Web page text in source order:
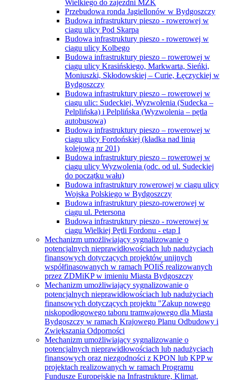
Wielkiego do zajezdni MZK
Przebudowa ronda Jagiellonów w Bydgoszczy
Budowa infrastruktury pieszo - rowerowej w
ciągu ulicy Pod Skarpą
Budowa infrastruktury pieszo - rowerowej w
ciągu ulicy Kolbego
Budowa infrastruktury pieszo – rowerowej w
ciągu ulicy Krasińskiego, Markwarta, Sieńki,
Moniuszki, Skłodowskiej – Curie, Łęczyckiej w
Bydgoszczy
Budowa infrastruktury pieszo – rowerowej w
ciągu ulic: Sudeckiej, Wyzwolenia (Sudecka –
Pelplińska) i Pelplińska (Wyzwolenia – pętla
autobusowa)
Budowa infrastruktury pieszo – rowerowej w
ciągu ulicy Fordońskiej (kładka nad linią
kolejową nr 201)
Budowa infrastruktury pieszo – rowerowej w
ciągu ulicy Wyzwolenia (odc. od ul. Sudeckiej
do początku wału)
Budowa infrastruktury rowerowej w ciągu ulicy
Wojska Polskiego w Bydgoszczy
Budowa infrastruktury pieszo-rowerowej w
ciągu ul. Petersona
Budowa infrastruktury pieszo - rowerowej w
ciągu Wielkiej Pętli Fordonu - etap I
Mechanizm umożliwiający sygnalizowanie o
potencjalnych nieprawidłowościach lub nadużyciach
finansowych dotyczących projektów unijnych
współfinasowanych w ramach POIiŚ realizowanych
przez ZDMiKP w imieniu Miasta Bydgoszczy
Mechanizm umożliwiający sygnalizowanie o
potencjalnych nieprawidłowościach lub nadużyciach
finansowych dotyczących projektu "Zakup nowego
niskopodłogowego taboru tramwajowego dla Miasta
Bydgoszczy w ramach Krajowego Planu Odbudowy i
Zwiększania Odporności
Mechanizm umożliwiający sygnalizowanie o
potencjalnych nieprawidłowościach lub nadużyciach
finansowych oraz niezgodności z KPON lub KPP w
projektach realizowanych w ramach Programu
Fundusze Europejskie na Infrastrukturę, Klimat,